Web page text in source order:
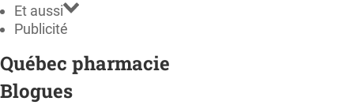
Et aussi
Publicité
Québec pharmacie
Blogues